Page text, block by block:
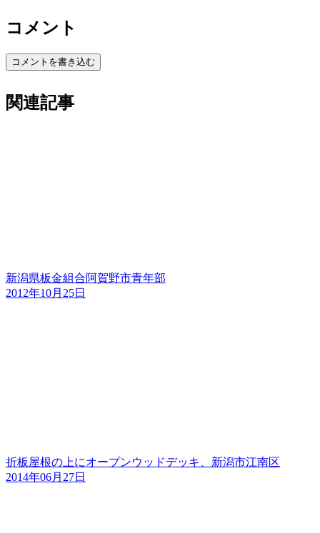
コメント
コメントを書き込む
関連記事
新潟県板金組合阿賀野市青年部
2012年10月25日
折板屋根の上にオープンウッドデッキ、新潟市江南区
2014年06月27日